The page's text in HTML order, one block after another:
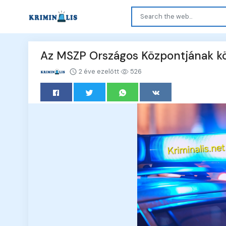
Az MSZP Országos Központjának
2 éve ezelőtt 526